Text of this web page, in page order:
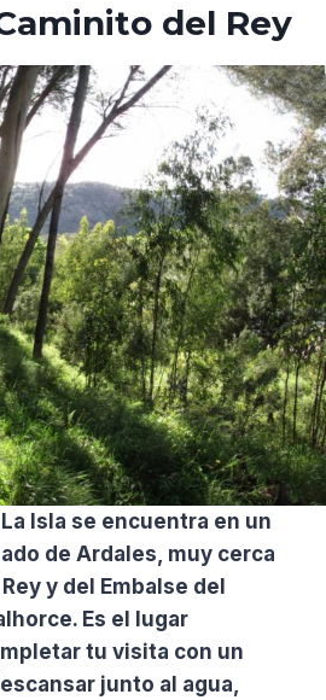
del Rey
Isla se encuentra en un
de Ardales, muy cerca
y del Embalse del
Es el lugar
tu visita con un
junto al agua,